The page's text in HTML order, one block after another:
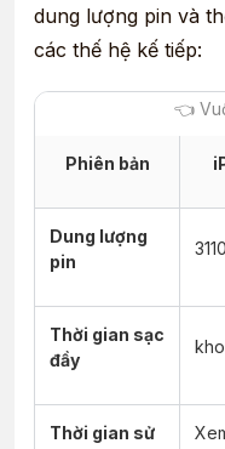
dung lượng pin và
các thế hệ kế tiếp:
Phiên bản
Dung lượng
pin
Thời gian sạc
đầy
Thời gian sử